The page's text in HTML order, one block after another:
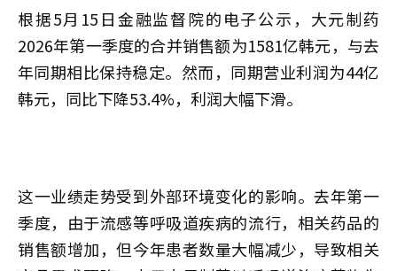
根据5月15日金融监督院的电子公示，大元制药
2026年第一季度的合并销售额为1581亿韩元，与去
年同期相比保持稳定。然而，同期营业利润为44亿
韩元，同比下降53.4%，利润大幅下滑。
这一业绩走势受到外部环境变化的影响。去年第一
季度，由于流感等呼吸道疾病的流行，相关药品的
销售额增加，但今年患者数量大幅减少，导致相关